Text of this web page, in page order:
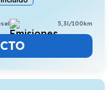
5,3l/100km